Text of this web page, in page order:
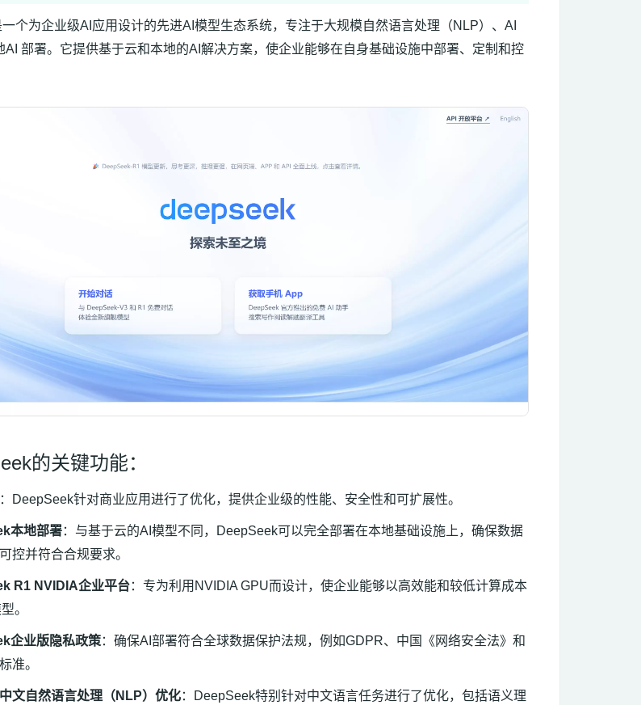
个为企业级AI应用设计的先进AI模型生态系统，专注于大规模自然语言处理（NLP）、AI
AI 部署。它提供基于云和本地的AI解决方案，使企业能够在自身基础设施中部署、定制和控
的关键功能：
：DeepSeek针对商业应用进行了优化，提供企业级的性能、安全性和可扩展性。
本地部署：与基于云的AI模型不同，DeepSeek可以完全部署在本地基础设施上，确保数据
控并符合合规要求。
R1 NVIDIA企业平台：专为利用NVIDIA GPU而设计，使企业能够以高效能和较低计算成本
。
企业版隐私政策：确保AI部署符合全球数据保护法规，例如GDPR、中国《网络安全法》和
准。
文自然语言处理（NLP）优化：DeepSeek特别针对中文语言任务进行了优化，包括语义理